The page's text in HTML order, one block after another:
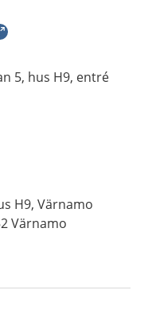
5, hus H9, entré
H9, Värnamo
Värnamo